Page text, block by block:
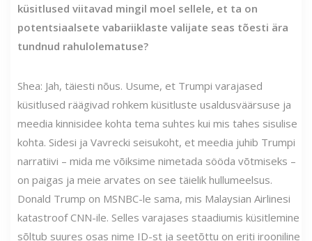
küsitlused viitavad mingil moel sellele, et ta on
potentsiaalsete vabariiklaste valijate seas tõesti ära
tundnud rahulolematuse?
Shea: Jah, täiesti nõus. Usume, et Trumpi varajased
küsitlused räägivad rohkem küsitluste usaldusväärsuse ja
meedia kinnisidee kohta tema suhtes kui mis tahes sisulise
kohta. Sidesi ja Vavrecki seisukoht, et meedia juhib Trumpi
narratiivi – mida me võiksime nimetada sööda võtmiseks –
on paigas ja meie arvates on see täielik hullumeelsus.
Donald Trump on MSNBC-le sama, mis Malaysian Airlinesi
katastroof CNN-ile. Selles varajases staadiumis küsitlemine
sõltub suures osas nime ID-st ja seetõttu on eriti irooniline